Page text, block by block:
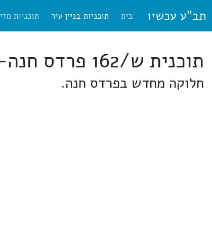
תב"ע עכשיו בית תוכניות בניין עיר תוכניות
תוכנית ש/162 פרדס חנה-כרכור
חלוקה מחדש בפרדס חנה.